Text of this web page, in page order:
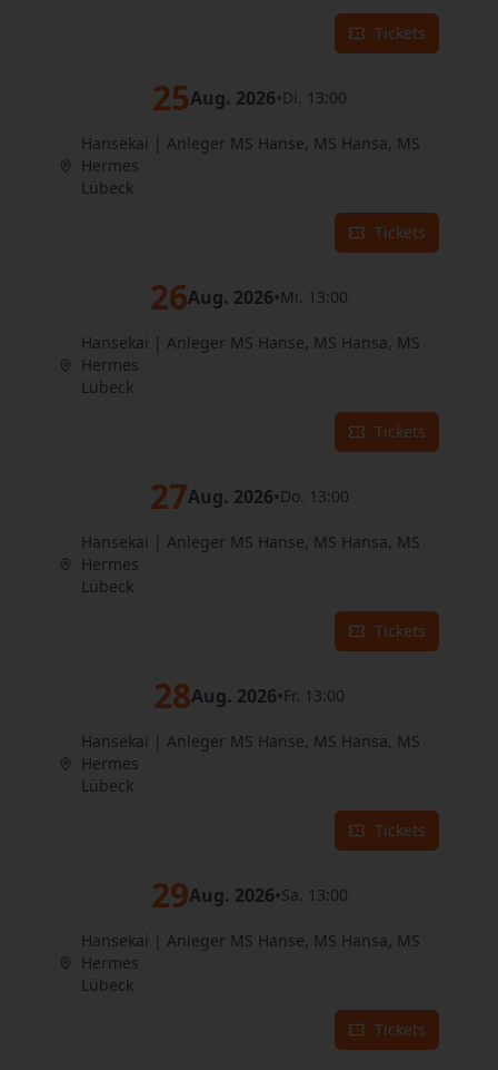
Tickets
25Aug. 2026•Di. 13:00
Hansekai | Anleger MS Hanse, MS Hansa, MS
Hermes
Lübeck
Tickets
26Aug. 2026•Mi. 13:00
Hansekai | Anleger MS Hanse, MS Hansa, MS
Hermes
Lübeck
Tickets
27Aug. 2026•Do. 13:00
Hansekai | Anleger MS Hanse, MS Hansa, MS
Hermes
Lübeck
Tickets
28Aug. 2026•Fr. 13:00
Hansekai | Anleger MS Hanse, MS Hansa, MS
Hermes
Lübeck
Tickets
29Aug. 2026•Sa. 13:00
Hansekai | Anleger MS Hanse, MS Hansa, MS
Hermes
Lübeck
Tickets